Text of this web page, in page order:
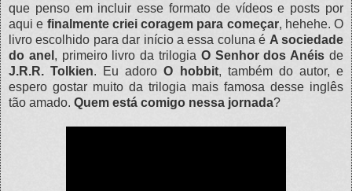
que penso em incluir esse formato de vídeos e posts por
aqui e finalmente criei coragem para começar, hehehe. O
livro escolhido para dar início a essa coluna é A sociedade
do anel , primeiro livro da trilogia O Senhor dos Anéis de
J.R.R. Tolkien. Eu adoroO hobbit, também do autor, e
espero gostar muito da trilogia mais famosa desse inglês
tão amado. Quem está comigo nessa jornada?